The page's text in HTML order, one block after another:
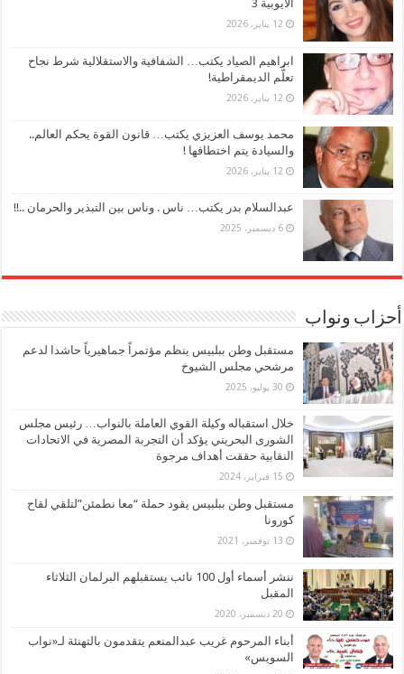
الأيوبية 3
12 يناير، 2026
ابراهيم الصياد يكتب… الشفافية والاستقلالية شرط نجاح
تعلُّم الديمقراطية!
12 يناير، 2026
محمد يوسف العزيزي يكتب… قانون القوة يحكم العالم..
والسيادة يتم اختطافها !
12 يناير، 2026
عبدالسلام بدر يكتب… ناس . وناس بين التبذير والحرمان ..!!
6 ديسمبر، 2025
أحزاب ونواب
مستقبل وطن ببلبيس ينظم مؤتمراً جماهيرياً حاشدا لدعم
مرشحي مجلس الشيوخ
30 يوليو، 2025
خلال استقباله وكيلة القوي العاملة بالنواب… رئيس مجلس
الشورى البحريني يؤكد أن التجربة المصرية في الاتحادات
النقابية حققت أهداف مرجوة
15 فبراير، 2024
مستقبل وطن ببلبيس يقود حملة “معا نطمئن”لتلقي لقاح
كورونا
13 نوفمبر، 2021
ننشر أسماء أول 100 نائب يستقبلهم البرلمان الثلاثاء
المقبل
20 ديسمبر، 2020
أبناء المرحوم غريب عبدالمنعم يتقدمون بالتهنئة لـ«نواب
السويس»